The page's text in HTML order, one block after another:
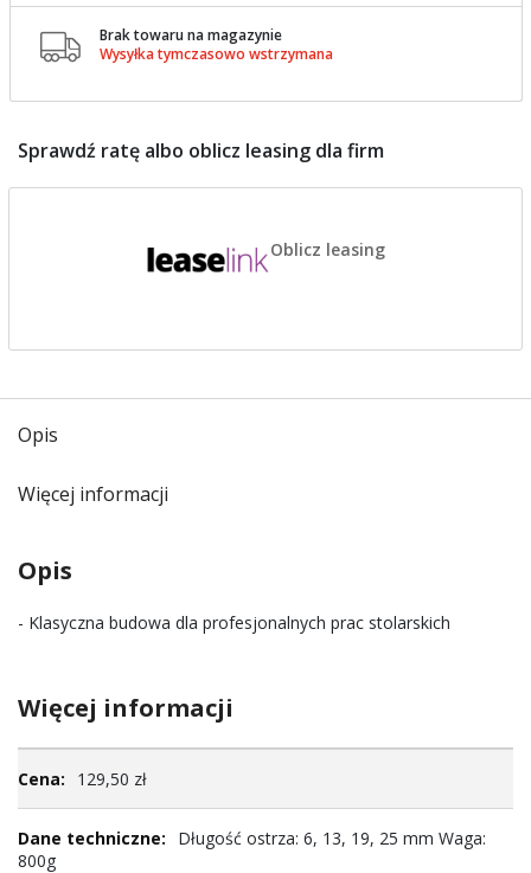

Brak towaru na magazynie
Wysyłka tymczasowo wstrzymana
Sprawdź ratę albo oblicz leasing dla firm
Oblicz leasing
Opis
Więcej informacji
Opis
- Klasyczna budowa dla profesjonalnych prac stolarskich
Więcej informacji
informacji129,50 zł
Długość ostrza: 6, 13, 19, 25 mm Waga:
800g